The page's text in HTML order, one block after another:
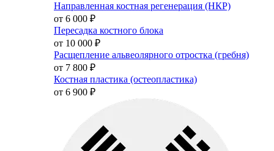
Направленная костная регенерация (НКР)
от 6 000 ₽
Пересадка костного блока
от 10 000 ₽
Расщепление альвеолярного отростка (гребня)
от 7 800 ₽
Костная пластика (остеопластика)
от 6 900 ₽